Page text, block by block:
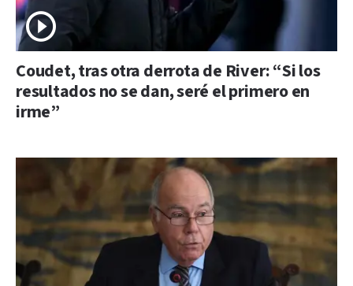
Coudet, tras otra derrota de River: “Si los
resultados no se dan, seré el primero en
irme”